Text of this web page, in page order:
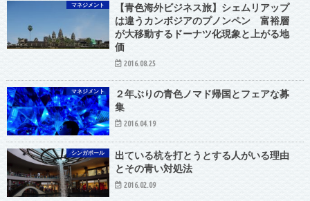
マネジメント
【青色海外ビジネス旅】シェムリアップ
は違うカンボジアのプノンペン 富裕層
が大移動するドーナツ化現象と上がる地
価
2016.08.25
マネジメント
２年ぶりの青色ノマド帰国とフェアな募
集
2016.04.19
シンガポール
出ている杭を打とうとする人がいる理由
とその青い対処法
2016.02.09